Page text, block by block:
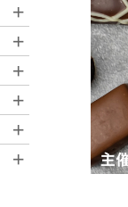
新規登録の事
すでにご登録
イベント情報
＋
＋
＋
＋
＋
＋